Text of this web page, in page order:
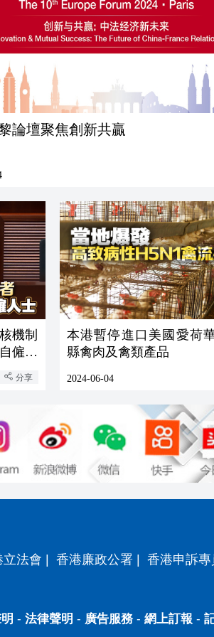
論壇聚焦創新共贏
機制
僱人
分享
本港暫停進口美國愛荷
縣禽肉及禽類產品
2024-06-04
立法會 香港廉政公署
香港申訴
- 法律聲明 - 廣告服務- 網上訂報 -